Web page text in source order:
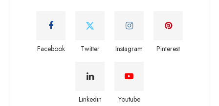
Facebook Twitter Instagram Pinterest
Linkedin Youtube